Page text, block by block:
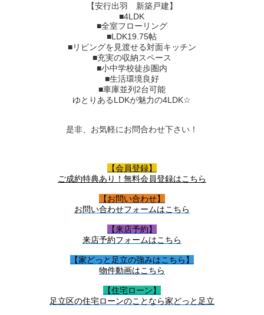
【安行出羽 新築戸建】
■4LDK
■全室フローリング
■LDK19.75帖
■リビングを見渡せる対面キッチン
■充実の収納スペース
■小中学校徒歩圏内
■生活環境良好
■車庫並列2台可能
ゆとりあるLDKが魅力の4LDK☆
是非、お気軽にお問合わせ下さい！
【会員登録】
ご成約特典あり！無料会員登録はこちら
【お問い合わせ】
お問い合わせフォームはこちら
【来店予約】
来店予約フォームはこちら
【家どっと足立の強みはこちら】
物件動画はこちら
【住宅ローン】
足立区の住宅ローンのことなら家どっと足立